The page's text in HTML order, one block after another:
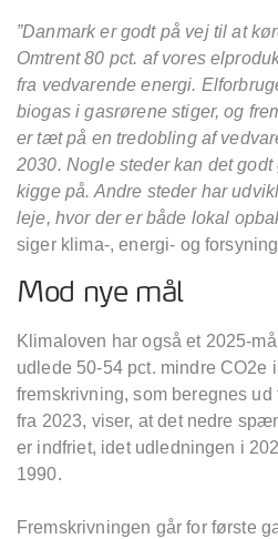
”Danmark er godt på vej til at
Omtrent 80 pct. af vores
fra vedvarende energi.
biogas i gasrørene stiger, og
er tæt på en tredobling af
2030. Nogle steder kan det
kigge på. Andre steder har
leje, hvor der er både lokal
siger klima-, energi- og
Mod nye mål
Klimaloven har også et 2025-
udlede 50-54 pct. mindre CO2e
fremskrivning, som beregnes ud
fra 2023, viser, at det nedre
er indfriet, idet udledningen i
1990.
Fremskrivningen går for første